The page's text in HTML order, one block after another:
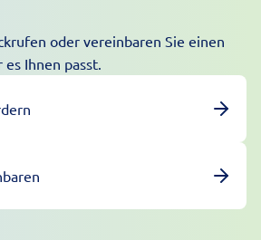
oder vereinbaren Sie einen
Ihnen passt.